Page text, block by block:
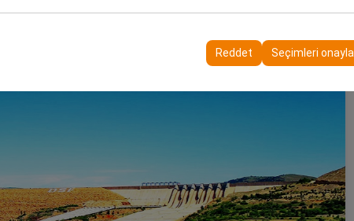
sürekliliğini sağlamak amacıyla kullanılır.
Reddet Seçimleri onayla